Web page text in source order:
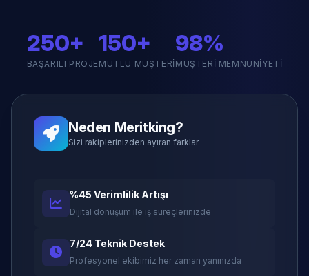
250+
BAŞARILI PROJE
150+
MUTLU MÜŞTERI
98%
MÜŞTERI MEMNUNIYETI
Neden Meritking?
Sizi rakiplerinizden ayıran farklar
%45 Verimlilik Artışı
Dijital dönüşüm ile iş süreçlerinizde
7/24 Teknik Destek
Profesyonel ekibimiz her zaman yanınızda